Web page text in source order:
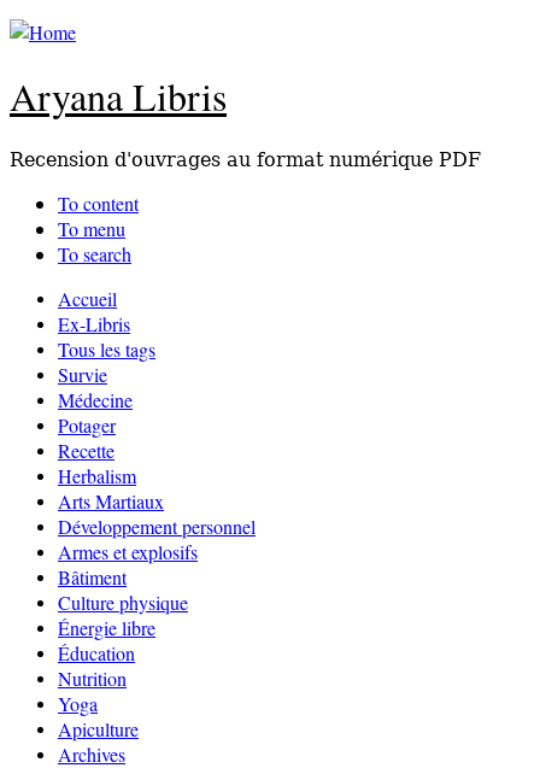
Aryana Libris
Recension d'ouvrages au format numérique PDF
To content
To menu
To search
Accueil
Ex-Libris
Tous les tags
Survie
Médecine
Potager
Recette
Herbalism
Arts Martiaux
Développement personnel
Armes et explosifs
Bâtiment
Culture physique
Énergie libre
Éducation
Nutrition
Yoga
Apiculture
Archives